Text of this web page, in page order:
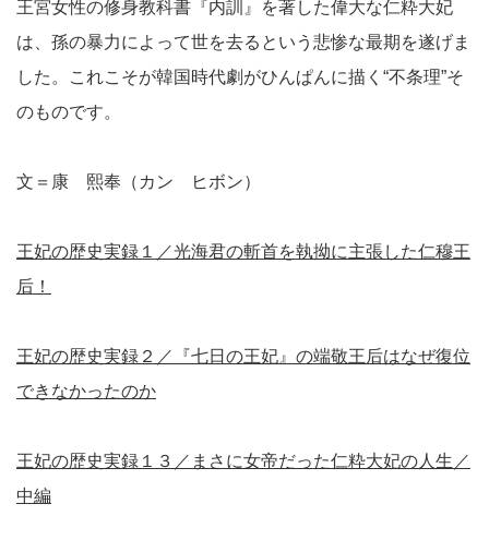
王宮女性の修身教科書『内訓』を著した偉大な仁粋大妃
は、孫の暴力によって世を去るという悲惨な最期を遂げま
した。これこそが韓国時代劇がひんぱんに描く“不条理”そ
のものです。
文＝康 熙奉（カン ヒボン）
王妃の歴史実録１／光海君の斬首を執拗に主張した仁穆王
后！
王妃の歴史実録２／『七日の王妃』の端敬王后はなぜ復位
できなかったのか
王妃の歴史実録１３／まさに女帝だった仁粋大妃の人生／
中編